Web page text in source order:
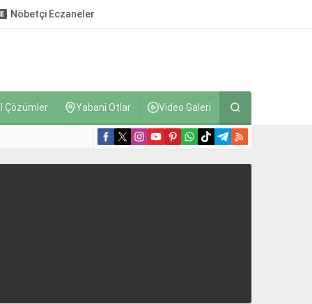
Nöbetçi Eczaneler
Çözümler Yabani Otlar Video Galeri